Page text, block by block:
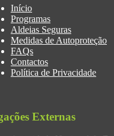
Início
Programas
Aldeias Seguras
Medidas de Autoproteção
FAQs
Contactos
Política de Privacidade
Externas